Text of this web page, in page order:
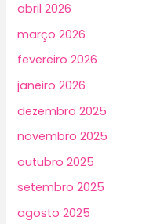
abril 2026
março 2026
fevereiro 2026
janeiro 2026
dezembro 2025
novembro 2025
outubro 2025
setembro 2025
agosto 2025